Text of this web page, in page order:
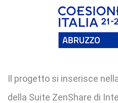
Il progetto si inserisce
della Suite ZenShare di